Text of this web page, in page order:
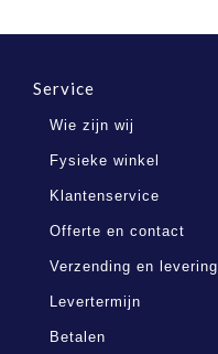
Service
Wie zijn wij
Fysieke winkel
Klantenservice
Offerte en contact
Verzending en levering
Levertermijn
Betalen